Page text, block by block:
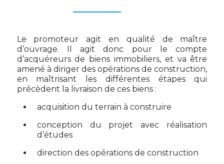
Le promoteur agit en qualité de maître
d’ouvrage. Il agit donc pour le compte
d’acquéreurs de biens immobiliers, et va être
amené à diriger des opérations de construction,
en maîtrisant les différentes étapes qui
précèdent la livraison de ces biens :
acquisition du terrain à construire
conception du projet avec réalisation
d’études
direction des opérations de construction